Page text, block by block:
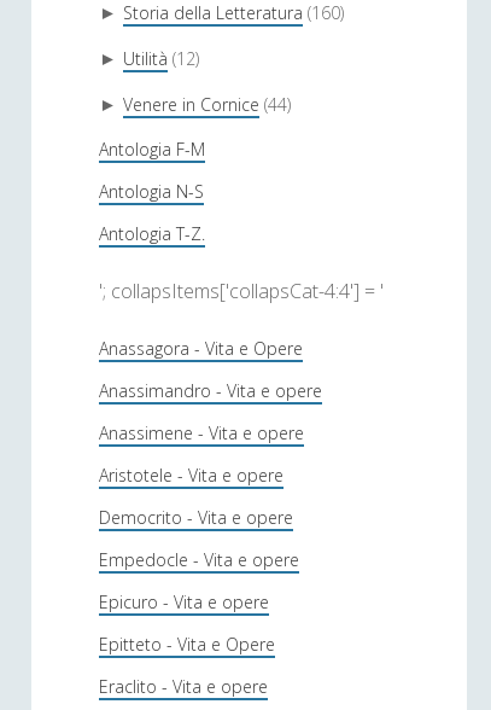
► Storia della Letteratura (160)
► Utilità (12)
► Venere in Cornice (44)
Antologia F-M
Antologia N-S
Antologia T-Z.
'; collapsItems['collapsCat-4:4'] = '
Anassagora - Vita e Opere
Anassimandro - Vita e opere
Anassimene - Vita e opere
Aristotele - Vita e opere
Democrito - Vita e opere
Empedocle - Vita e opere
Epicuro - Vita e opere
Epitteto - Vita e Opere
Eraclito - Vita e opere